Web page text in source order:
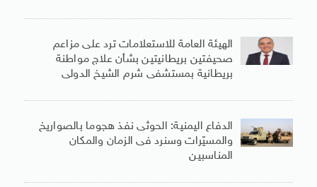
الهيئة العامة للاستعلامات ترد على مزاعم
صحيفتين بريطانيتين بشأن علاج مواطنة
بريطانية بمستشفى شرم الشيخ الدولى
الدفاع اليمنية: الحوثى نفذ هجوما بالصواريخ
والمسيّرات وسنرد فى الزمان والمكان
المناسبين